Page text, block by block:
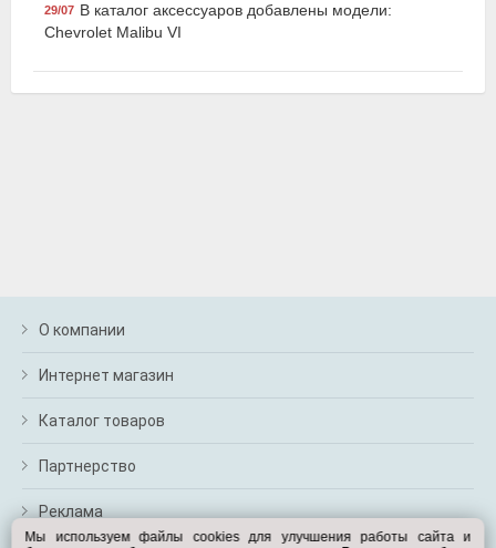
Очиститель топливной системы "Супротек бензин" ,
29/07 В каталог аксессуаров добавлены модели:
Chevrolet Malibu VI
О компании
Интернет магазин
Каталог товаров
Партнерство
Реклама
Мы используем файлы cookies для улучшения работы сайта и